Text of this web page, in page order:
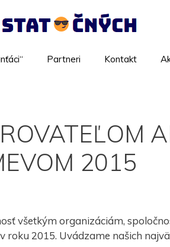
Partneri Kontakt
2015
všetkým organizáciám,
2015. Uvádzame našich